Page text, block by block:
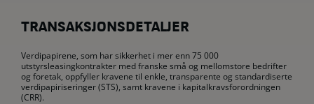
TRANSAKSJONSDETALJER
Verdipapirene, som har sikkerhet i mer enn 75 000
utstyrsleasingkontrakter med franske små og mellomstore bedrifter
og foretak, oppfyller kravene til enkle, transparente og standardiserte
verdipapiriseringer (STS), samt kravene i kapitalkravsforordningen
(CRR).